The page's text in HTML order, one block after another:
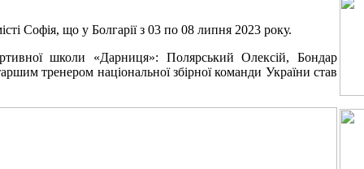
Софія, що у Болгарії з 03 по 08 липня 2023 року.
школи «Дарниця»: Полярський Олексій, Бондар
тренером національної збірної команди України став